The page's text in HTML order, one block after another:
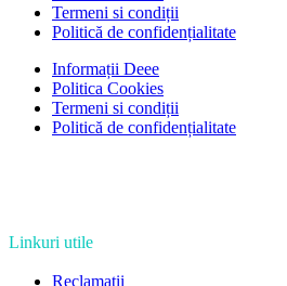
Termeni si condiții
Politică de confidențialitate
Informații Deee
Politica Cookies
Termeni si condiții
Politică de confidențialitate
Linkuri utile
Reclamații